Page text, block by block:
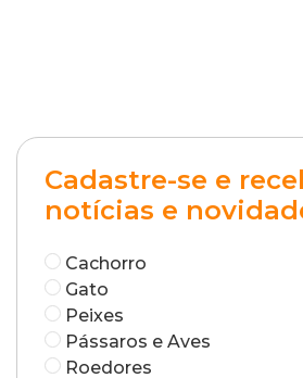
Cadastre-se e
notícias e
Cachorro
Gato
Peixes
Pássaros e Aves
Roedores